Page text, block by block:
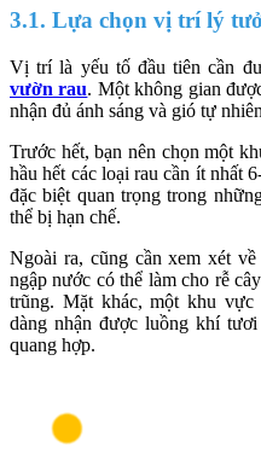
3.1. Lựa chọn vị trí lý
Vị trí là yếu tố đầu tiên cần
vườn rau. Một không gian
nhận đủ ánh sáng và gió tự
Trước hết, bạn nên chọn một
hầu hết các loại rau cần ít nhất
đặc biệt quan trọng trong
thể bị hạn chế.
Ngoài ra, cũng cần xem xét về
ngập nước có thể làm cho rễ
trũng. Mặt khác, một khu vực
dàng nhận được luồng khí
quang hợp.